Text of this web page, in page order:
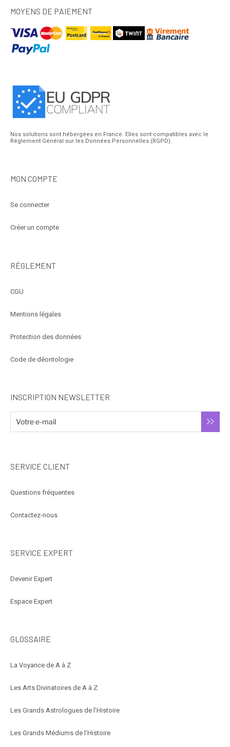
MOYENS DE PAIEMENT
Nos solutions sont hébergées en France. Elles sont compatibles avec le
Réglement Général sur les Données Personnelles (RGPD).
MON COMPTE
Se connecter
Créer un compte
RÈGLEMENT
CGU
Mentions légales
Protection des données
Code de déontologie
INSCRIPTION NEWSLETTER
SERVICE CLIENT
Questions fréquentes
Contactez-nous
SERVICE EXPERT
Devenir Expert
Espace Expert
GLOSSAIRE
La Voyance de A à Z
Les Arts Divinatoires de A à Z
Les Grands Astrologues de l’Histoire
Les Grands Médiums de l’Histoire